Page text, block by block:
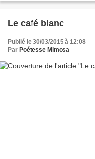
Le café blanc
Publié le 30/03/2015 à 12:08
Par Poétesse Mimosa